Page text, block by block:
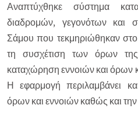
Αναπτύχθηκε σύστημα
διαδρομών, γεγονότων και
Σάμου που τεκμηριώθηκαν στο
τη συσχέτιση των όρων
καταχώρηση εννοιών και όρων
Η εφαρμογή περιλαμβάνει
όρων και εννοιών καθώς και